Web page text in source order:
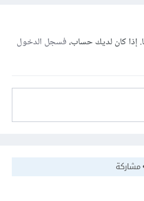
إذا كان لديك حساب،فسجل الدخول